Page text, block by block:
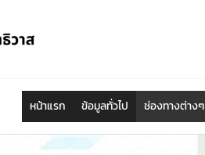
หน้าแรก ข้อมูลทั่วไป ช่องทางต่างๆ